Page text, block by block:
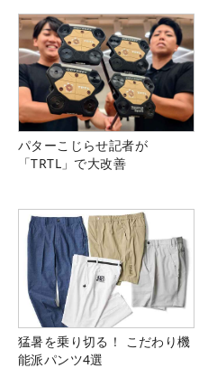
パターこじらせ記者が
「TRTL」で大改善
猛暑を乗り切る！ こだわり機
能派パンツ4選